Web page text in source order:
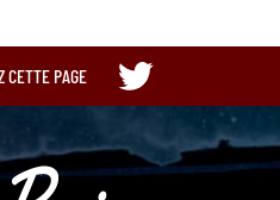
CETTE PAGE